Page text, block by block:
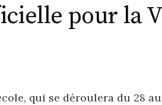
pour la
qui se déroulera du 28